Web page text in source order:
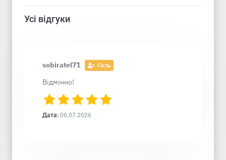
Усі відгуки
sobiratel71 Гість
Відмінно!
Дата: 06.07.2026